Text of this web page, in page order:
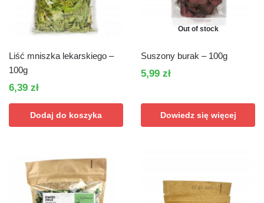
Liść mniszka lekarskiego –
100g
6,39 zł
Dodaj do koszyka
Out of stock
Suszony burak – 100g
5,99 zł
Dowiedz się więcej